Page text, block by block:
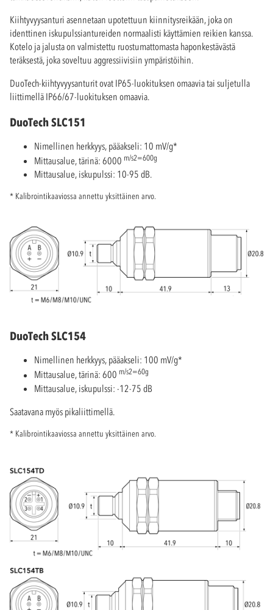
Kiihtyvyysanturi asennetaan upotettuun kiinnitysreikään, joka on
identtinen iskupulssiantureiden normaalisti käyttämien reikien kanssa.
Kotelo ja jalusta on valmistettu ruostumattomasta haponkestävästä
teräksestä, joka soveltuu aggressiivisiin ympäristöihin.
DuoTech-kiihtyvyysanturit ovat IP65-luokituksen omaavia tai suljetulla
liittimellä IP66/67-luokituksen omaavia.
DuoTech SLC151
Nimellinen herkkyys, pääakseli: 10 mV/g*
Mittausalue, tärinä: 6000 m/s2=600g
Mittausalue, iskupulssi: 10-95 dB.
* Kalibrointikaaviossa annettu yksittäinen arvo.
DuoTech SLC154
Nimellinen herkkyys, pääakseli: 100 mV/g*
Mittausalue, tärinä: 600 m/s2=60g
Mittausalue, iskupulssi: -12-75 dB
Saatavana myös pikaliittimellä.
* Kalibrointikaaviossa annettu yksittäinen arvo.